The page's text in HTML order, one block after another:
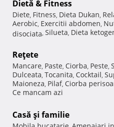
Dietă & Fitness
Diete, Fitness, Dieta Dukan,
Aerobic, Exercitii abdomen,
disociata, Silueta, Dieta
Reţete
Mancare, Paste, Ciorba, Peste,
Dulceata, Tocanita, Cocktail,
Maioneza, Pilaf, Ciorba
Ce mancam azi
Casă şi familie